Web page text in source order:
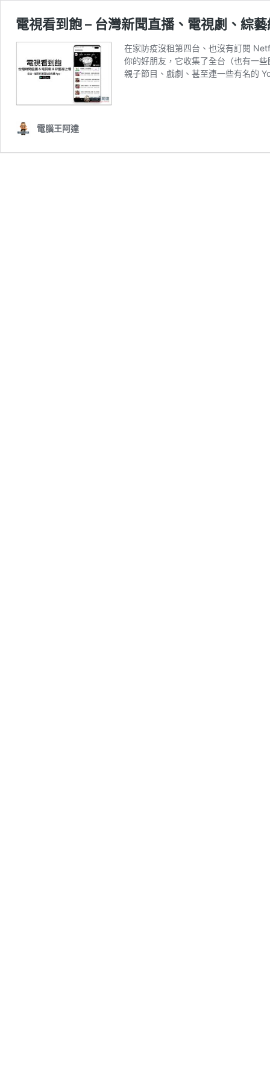
電視看到飽 – 台灣新聞直播、電視劇、綜
在家防疫沒租第四台、也沒有訂閱
你的好朋友，它收集了全台（也有一
親子節目、戲劇、甚至連一些有名的
電腦王阿達